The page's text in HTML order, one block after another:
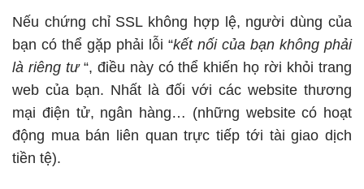
Nếu chứng chỉ SSL không hợp lệ, người dùng của
bạn có thể gặp phải lỗi “kết nối của bạn không phải
là riêng tư“, điều này có thể khiến họ rời khỏi trang
web của bạn. Nhất là đối với các website thương
mại điện tử, ngân hàng… (những website có hoạt
động mua bán liên quan trực tiếp tới tài giao dịch
tiền tệ).